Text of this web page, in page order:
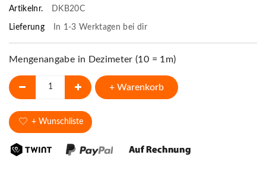
Artikelnr. DKB20C
Lieferung In 1-3 Werktagen bei dir
Mengenangabe in Dezimeter (10 = 1m)
+ Warenkorb
+ Wunschliste